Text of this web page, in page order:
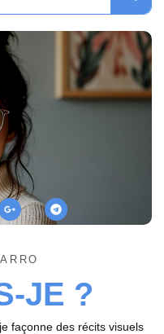
JE ?
façonne des récits visuels